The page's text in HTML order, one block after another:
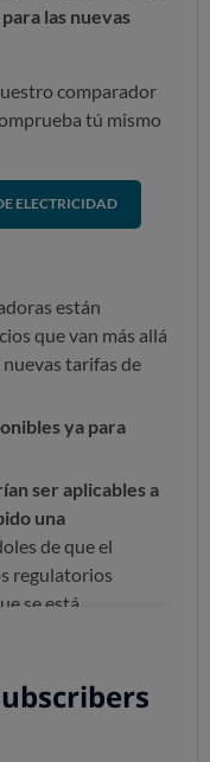
las nuevas
comparador
tú mismo
ELECTRICIDAD
están
que van más allá
tarifas de
ya para
ser aplicables a
una
de que el
regulatorios
se está